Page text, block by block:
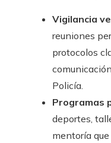
Vigilancia
reuniones
protocolos
Policía.
Programas
deportes,
mentoría